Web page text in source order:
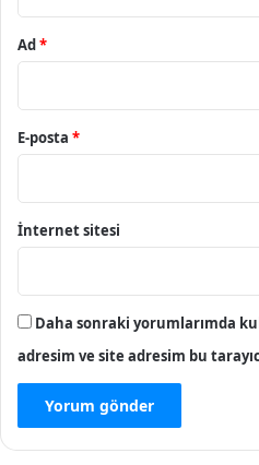
Ad*
E-posta *
İnternet sitesi
Daha sonraki yorumlarımda
adresim ve site adresim bu